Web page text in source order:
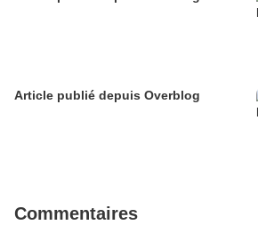
Article publié depuis Overblog
Commentaires